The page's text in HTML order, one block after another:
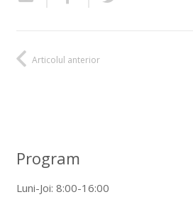
Articolul anterior
Program
Luni-Joi: 8:00-16:00